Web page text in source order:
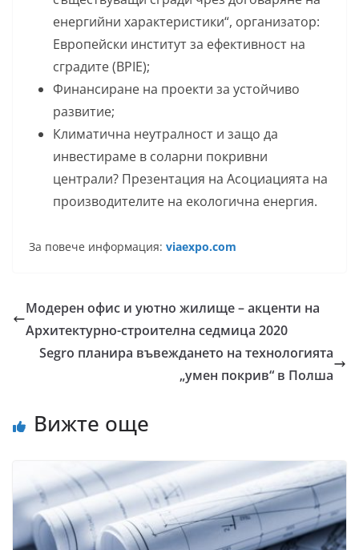
енергийни характеристики“, организатор:
Европейски институт за ефективност на
сградите (BPIE);
Финансиране на проекти за устойчиво
развитие;
Климатична неутралност и защо да
инвестираме в соларни покривни
централи? Презентация на Асоциацията на
производителите на екологична енергия.
За повече информация: viaexpo.com
Mодерен офис и уютно жилище – акценти на
Архитектурно-строителна седмица 2020
Segro планира въвеждането на технологията
„умен покрив“ в Полша
Вижте още